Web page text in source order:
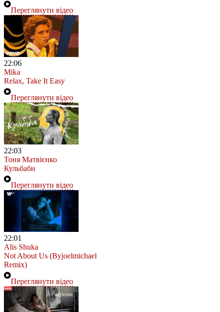
Переглянути відео
22:06
Mika
Relax, Take It Easy
Переглянути відео
22:03
Тоня Матвієнко
Кульбаби
Переглянути відео
22:01
Alis Shuka
Not About Us (Byjoelmichael
Remix)
Переглянути відео